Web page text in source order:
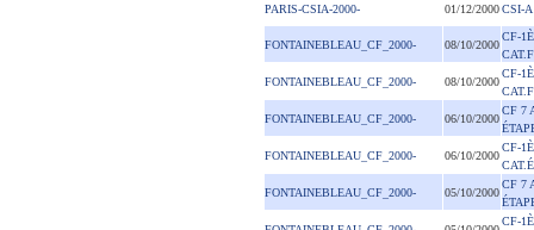
PARIS-CSIA-2000- 01/12/2000CSI-A
FONTAINEBLEAU_CF_2000- 08/10/2000
CF-
FONTAINEBLEAU_CF_2000- 08/10/2000
CF-
FONTAINEBLEAU_CF_2000- 06/10/2000
CF 7
FONTAINEBLEAU_CF_2000- 06/10/2000
CF-
FONTAINEBLEAU_CF_2000- 05/10/2000
CF 7
CF-